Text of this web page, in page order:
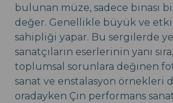
bulunan müze, sadece binası
değer. Genellikle büyük ve
sahipliği yapar. Bu sergilerde
sanatçıların eserlerinin yanı
toplumsal sorunlara değinen
sanat ve enstalasyon örnekleri
oradayken Çin performans